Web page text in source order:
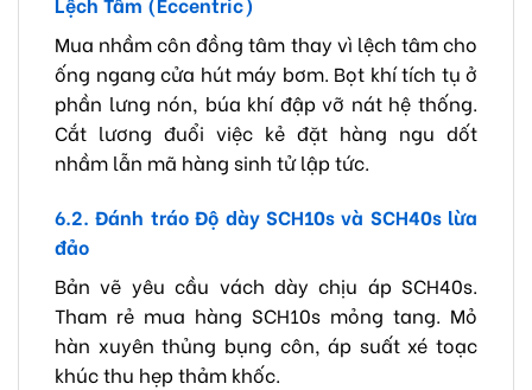
Mua nhầm côn đồng tâm thay vì lệch tâm cho
ống ngang cửa hút máy bơm. Bọt khí tích tụ ở
phần lưng nón, búa khí đập vỡ nát hệ thống.
Cắt lương đuổi việc kẻ đặt hàng ngu dốt
nhầm lẫn mã hàng sinh tử lập tức.
6.2. Đánh tráo Độ dày SCH10s và SCH40s lừa
đảo
Bản vẽ yêu cầu vách dày chịu áp SCH40s.
Tham rẻ mua hàng SCH10s mỏng tang. Mỏ
hàn xuyên thủng bụng côn, áp suất xé toạc
khúc thu hẹp thảm khốc.